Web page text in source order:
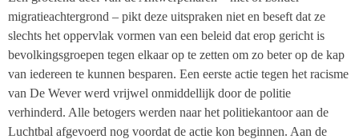
migratieachtergrond – pikt deze uitspraken niet en beseft dat ze
slechts het oppervlak vormen van een beleid dat erop gericht is
bevolkingsgroepen tegen elkaar op te zetten om zo beter op de kap
van iedereen te kunnen besparen. Een eerste actie tegen het racisme
van De Wever werd vrijwel onmiddellijk door de politie
verhinderd. Alle betogers werden naar het politiekantoor aan de
Luchtbal afgevoerd nog voordat de actie kon beginnen. Aan de